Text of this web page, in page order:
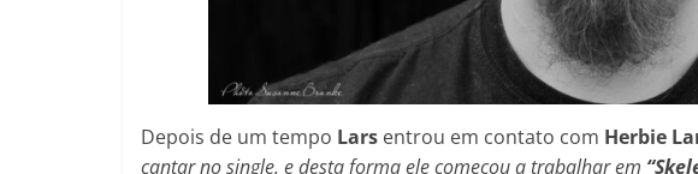
Depois de um tempo Lars entrou em contato com Herbie
cantar no single, e desta forma ele começou a trabalhar em